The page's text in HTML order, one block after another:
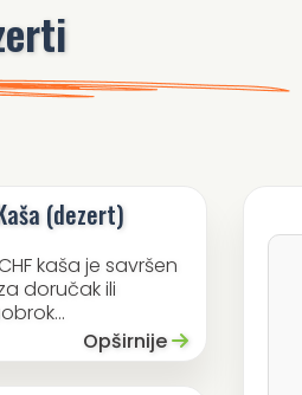
(dezert)
kaša je savršen
doručak ili
Opširnije